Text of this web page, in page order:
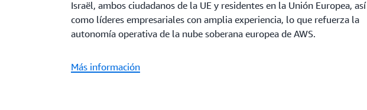
Israël, ambos ciudadanos de la UE y residentes en la Unión Europea, así
como líderes empresariales con amplia experiencia, lo que refuerza la
autonomía operativa de la nube soberana europea de AWS.
Más información